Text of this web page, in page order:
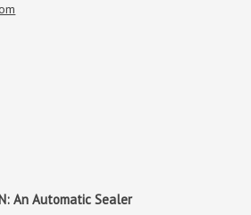
An Automatic Sealer